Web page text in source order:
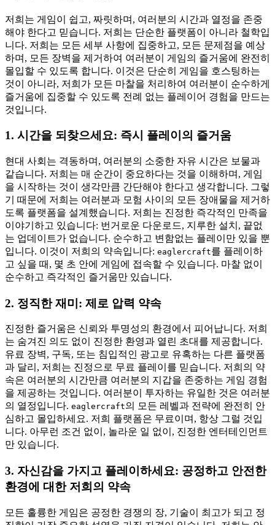
저희는 게임이 쉽고, 짜릿하며, 여러분의 시간과 열정을 존중
해야 한다고 믿습니다. 저희는 단순한 플랫폼이 아니라 철학입
니다. 저희는 모든 세부 사항에 집중하고, 모든 문제점을 예상
하며, 모든 장벽을 제거하여 여러분이 게임의 즐거움에 완전히
몰입할 수 있도록 합니다. 이것은 단순히 게임을 호스팅하는
것이 아니라, 저희가 모든 마찰을 처리하여 여러분이 순수하게
즐거움에 집중할 수 있도록 전례 없는 플레이어 경험을 만드는
것입니다.
1. 시간을 되찾으세요: 즉시 플레이의 즐거움
현대 사회는 격동하며, 여러분의 소중한 자유 시간은 보물과
같습니다. 저희는 매 순간이 중요하다는 것을 이해하며, 게임
을 시작하는 것이 생각만큼 간단해야 한다고 생각합니다. 그렇
기 때문에 저희는 여러분과 모험 사이의 모든 장애물을 제거하
도록 플랫폼을 설계했습니다. 저희는 진정한 즉각적인 만족을
이야기하고 있습니다: 번거로운 다운로드, 지루한 설치, 끝없
는 업데이트가 없습니다. 순수하고 변함없는 플레이만 있을 뿐
입니다. 이것이 저희의 약속입니다: eaglercraft를 플레이하
고 싶을 때, 몇 초 안에 게임에 접속할 수 있습니다. 마찰 없이
순수하고 즉각적인 즐거움만 있습니다.
2. 정직한 재미: 제로 압력 약속
진정한 즐거움은 신뢰와 투명성의 환경에서 피어납니다. 저희
는 숨겨진 의도 없이 진정한 환영과 열린 초대를 제공합니다.
유료 장벽, 구독, 또는 침입적인 광고로 유혹하는 다른 플랫폼
과 달리, 저희는 진정으로 무료 플레이를 믿습니다. 저희의 약
속은 여러분의 시간만큼 여러분의 지갑을 존중하는 게임 경험
을 제공하는 것입니다. 여러분이 투자하는 유일한 것은 여러분
의 열정입니다. eaglercraft의 모든 레벨과 전략에 완전히 안
심하고 몰입하세요. 저희 플랫폼은 무료이며, 항상 그럴 것입
니다. 아무런 조건 없이, 놀라운 일 없이, 진정한 엔터테인먼트
만 있습니다.
3. 자신감을 가지고 플레이하세요: 공정하고 안전한
환경에 대한 저희의 약속
모든 훌륭한 게임은 공정한 경쟁의 장, 기술이 최고가 되고 정